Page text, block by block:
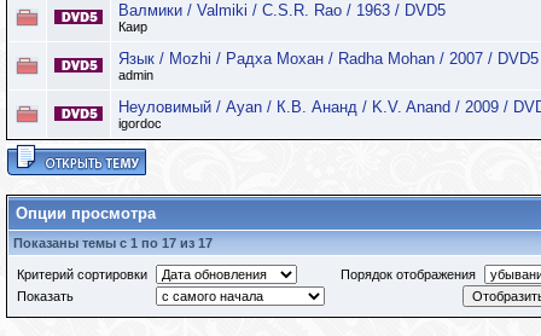
Валмики / Valmiki / C.S.R. Rao / 1963 / DVD5
Каир
Язык / Mozhi / Радха Мохан / Radha Mohan / 2007 /
admin
Неуловимый / Ayan / К.В. Ананд / K.V. Anand / 2009 /
igordoc
Опции просмотра
Показаны темы с 1 по 17 из 17
Критерий сортировки
Порядок отображения
Показать